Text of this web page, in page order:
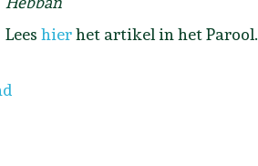
Lees hierhet artikel in het Parool.
Rozemond